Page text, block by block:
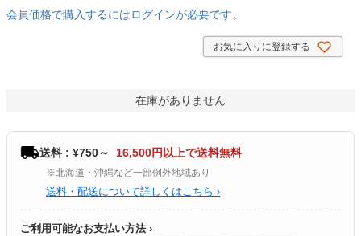
会員価格で購入するにはログインが必要です。
お気に入りに登録する
在庫がありません
送料 : ¥750～ 16,500円以上で送料無料
※北海道・沖縄など一部例外地域あり
送料・配送について詳しくはこちら ›
ご利用可能なお支払い方法 ›